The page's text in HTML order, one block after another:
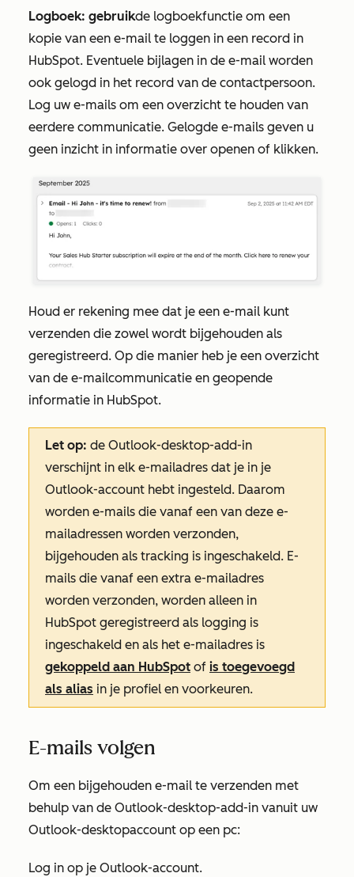
Logboek: gebruikde logboekfunctie om een
kopie van een e-mail te loggen in een record in
HubSpot. Eventuele bijlagen in de e-mail worden
ook gelogd in het record van de contactpersoon.
Log uw e-mails om een overzicht te houden van
eerdere communicatie. Gelogde e-mails geven u
geen inzicht in informatie over openen of klikken.
Houd er rekening mee dat je een e-mail kunt
verzenden die zowel wordt bijgehouden als
geregistreerd. Op die manier heb je een overzicht
van de e-mailcommunicatie en geopende
informatie in HubSpot.
Let op: de Outlook-desktop-add-in
verschijnt in elk e-mailadres dat je in je
Outlook-account hebt ingesteld. Daarom
worden e-mails die vanaf een van deze e-
mailadressen worden verzonden,
bijgehouden als tracking is ingeschakeld. E-
mails die vanaf een extra e-mailadres
worden verzonden, worden alleen in
HubSpot geregistreerd als logging is
ingeschakeld en als het e-mailadres is
gekoppeld aan HubSpot of is toegevoegd
als alias in je profiel en voorkeuren.
E-mails volgen
Om een bijgehouden e-mail te verzenden met
behulp van de Outlook-desktop-add-in vanuit uw
Outlook-desktopaccount op een pc:
Log in op je Outlook-account.